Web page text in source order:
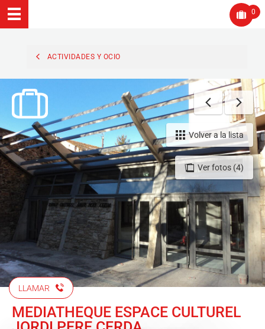
0
ACTIVIDADES Y OCIO
Ver fotos (4)
Volver a la lista
LLAMAR
MEDIATHEQUE ESPACE CULTUREL